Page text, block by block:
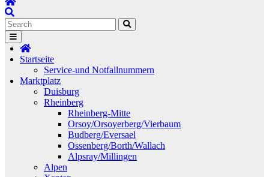
Startseite
Service-und Notfallnummern
Marktplatz
Duisburg
Rheinberg
Rheinberg-Mitte
Orsoy/Orsoyerberg/Vierbaum
Budberg/Eversael
Ossenberg/Borth/Wallach
Alpsray/Millingen
Alpen